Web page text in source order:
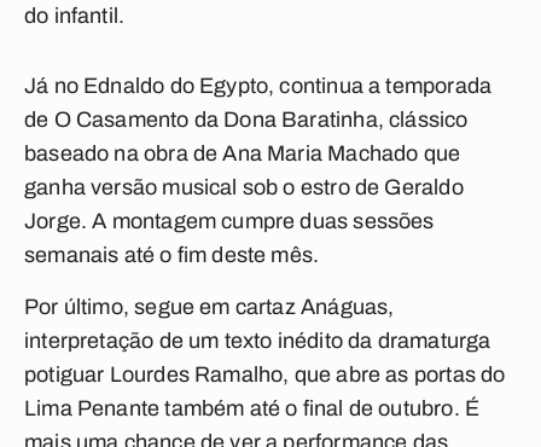
do infantil.
Já no Ednaldo do Egypto, continua a temporada
de O Casamento da Dona Baratinha, clássico
baseado na obra de Ana Maria Machado que
ganha versão musical sob o estro de Geraldo
Jorge. A montagem cumpre duas sessões
semanais até o fim deste mês.
Por último, segue em cartaz Anáguas,
interpretação de um texto inédito da dramaturga
potiguar Lourdes Ramalho, que abre as portas do
Lima Penante também até o final de outubro. É
mais uma chance de ver a performance das